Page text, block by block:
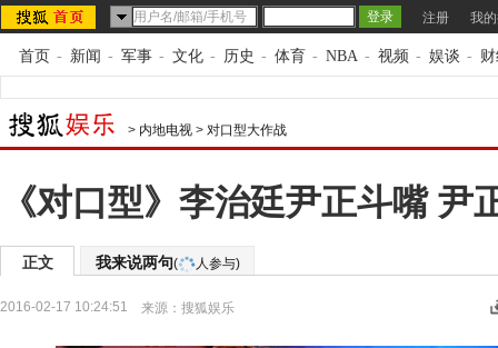
注册 我
首页 - 新闻 - 军事 - 文化 - 历史 - 体育 - NBA - 视频 - 娱谈 -
> 内地电视 > 对口型大作战
《对口型》李治廷尹正斗嘴 尹
正文 我来说两句( 人参与)
2016-02-17 10:24:51 来源： 搜狐娱乐